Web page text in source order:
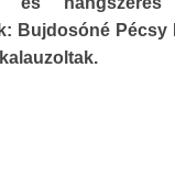
Bujdosóné Pécsy